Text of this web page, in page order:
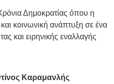
Δημοκρατίας όπου η
κοινωνική ανάπτυξη σε ένα
και ειρηνικής εναλλαγής
Καραμανλής